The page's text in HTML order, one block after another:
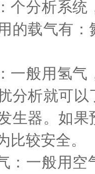
析系统
的载气有
用氢气
分析就可
生器。如
比较安全。
般用空